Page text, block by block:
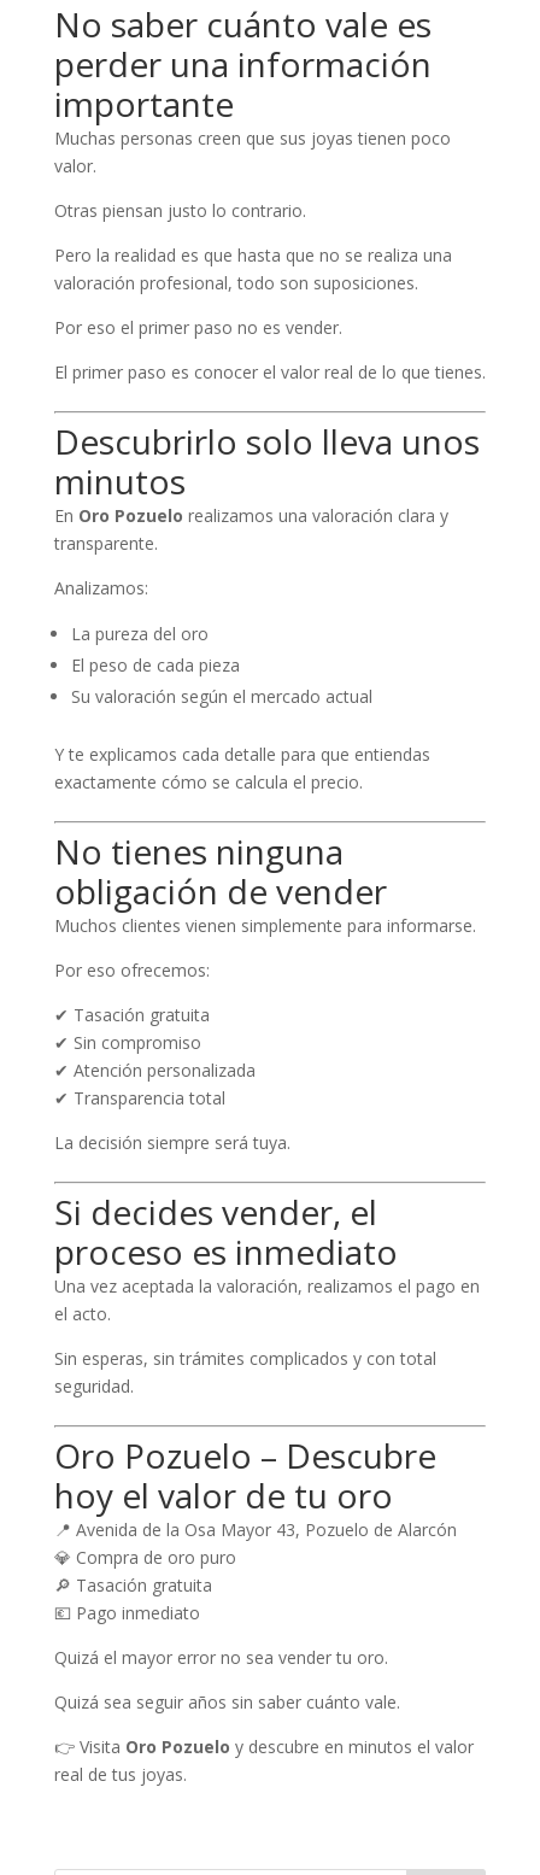
No saber cuánto vale es
perder una información
importante
Muchas personas creen que sus joyas tienen poco
valor.
Otras piensan justo lo contrario.
Pero la realidad es que hasta que no se realiza una
valoración profesional, todo son suposiciones.
Por eso el primer paso no es vender.
El primer paso es conocer el valor real de lo que tienes.
Descubrirlo solo lleva unos
minutos
En Oro Pozuelo realizamos una valoración clara y
transparente.
Analizamos:
La pureza del oro
El peso de cada pieza
Su valoración según el mercado actual
Y te explicamos cada detalle para que entiendas
exactamente cómo se calcula el precio.
No tienes ninguna
obligación de vender
Muchos clientes vienen simplemente para informarse.
Por eso ofrecemos:
✔ Tasación gratuita
✔ Sin compromiso
✔ Atención personalizada
✔ Transparencia total
La decisión siempre será tuya.
Si decides vender, el
proceso es inmediato
Una vez aceptada la valoración, realizamos el pago en
el acto.
Sin esperas, sin trámites complicados y con total
seguridad.
Oro Pozuelo – Descubre
hoy el valor de tu oro
📍 Avenida de la Osa Mayor 43, Pozuelo de Alarcón
💎 Compra de oro puro
🔎 Tasación gratuita
💶 Pago inmediato
Quizá el mayor error no sea vender tu oro.
Quizá sea seguir años sin saber cuánto vale.
👉 Visita Oro Pozuelo y descubre en minutos el valor
real de tus joyas.